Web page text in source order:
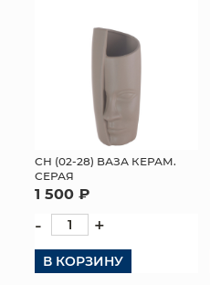
СН (02-28) ВАЗА КЕРАМ.
СЕРАЯ
1 500 ₽
- +
В КОРЗИНУ